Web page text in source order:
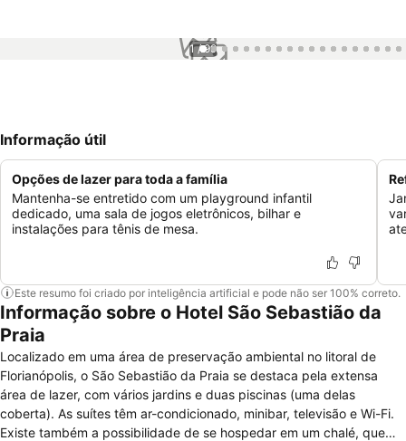
1 / 99
Informação útil
Opções de lazer para toda a família
Mantenha-se entretido com um playground infantil
dedicado, uma sala de jogos eletrônicos, bilhar e
instalações para tênis de mesa.
Este resumo foi criado por inteligência artificial e pode não ser 100% correto.
Informação sobre o Hotel São Sebastião da
Praia
Localizado em uma área de preservação ambiental no litoral de
Florianópolis, o São Sebastião da Praia se destaca pela extensa
área de lazer, com vários jardins e duas piscinas (uma delas
coberta). As suítes têm ar-condicionado, minibar, televisão e Wi-Fi.
Existe também a possibilidade de se hospedar em um chalé, que